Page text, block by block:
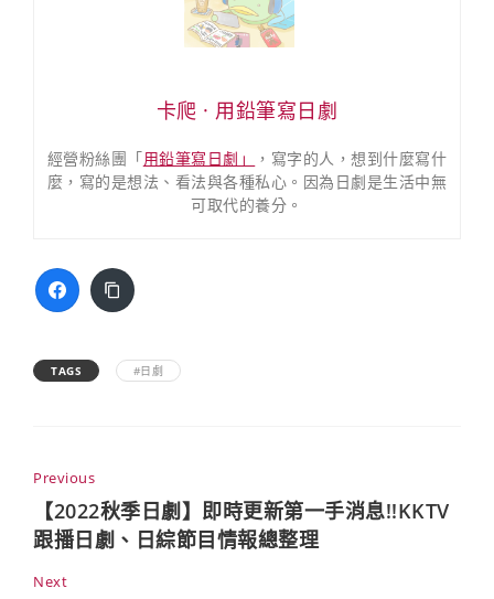
卡爬 · 用鉛筆寫日劇
經營粉絲團「用鉛筆寫日劇」
，寫字的人，想到什麼寫什
麼，寫的是想法、看法與各種私心。因為日劇是生活中無
可取代的養分。
TAGS #日劇
Previous
【2022秋季日劇】即時更新第一手消息!!KKTV
跟播日劇、日綜節目情報總整理
Next